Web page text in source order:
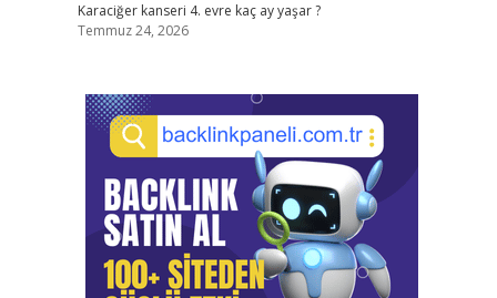
Karaciğer kanseri 4. evre kaç ay yaşar ?
Temmuz 24, 2026